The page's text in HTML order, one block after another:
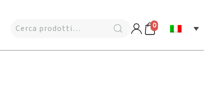
0